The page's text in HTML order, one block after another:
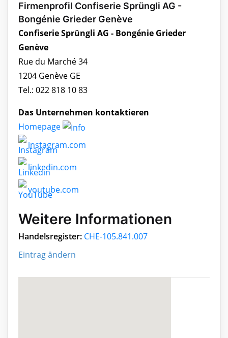
Firmenprofil Confiserie Sprüngli AG -
Bongénie Grieder Genève
Confiserie Sprüngli AG - Bongénie Grieder
Genève
Rue du Marché 34
1204 Genève GE
Tel.: 022 818 10 83
Das Unternehmen kontaktieren
Homepage
instagram.com
linkedin.com
youtube.com
Weitere Informationen
Handelsregister: CHE-105.841.007
Eintrag ändern